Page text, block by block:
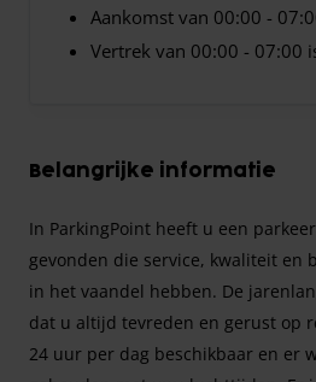
Aankomst van 00:00 -
Vertrek van 00:00 - 07:00
Belangrijke informatie
In ParkingPoint heeft u een
gevonden die service, kwaliteit en
in het vaandel hebben. De
dat u altijd tevreden en gerust op
24 uur per dag beschikbaar en er